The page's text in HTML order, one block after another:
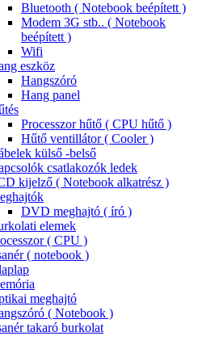
Bluetooth ( Notebook beépített )
Modem 3G stb.. ( Notebook
beépített )
Wifi
eszköz
Hangszóró
Hang panel
Processzor hűtő ( CPU hűtő )
Hűtő ventillátor ( Cooler )
külső -belső
csatlakozók ledek
kijelző ( Notebook alkatrész )
DVD meghajtó ( író )
elemek
( CPU )
( notebook )
meghajtó
( Notebook )
takaró burkolat